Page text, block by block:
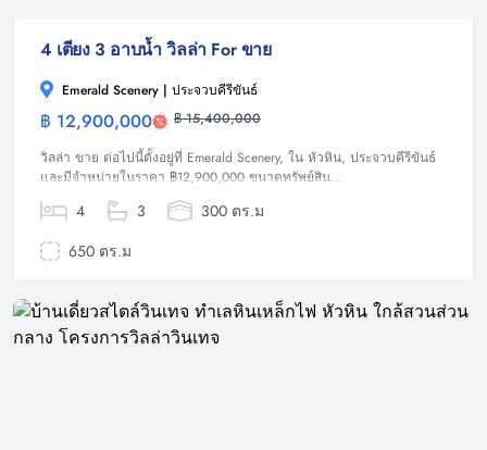
4 เตียง 3 อาบน้ำ วิลล่า For ขาย
Emerald Scenery | ประจวบคีรีขันธ์
฿ 12,900,000 ฿ 15,400,000
วิลล่า ขาย ต่อไปนี้ตั้งอยู่ที่ Emerald Scenery, ใน หัวหิน, ประจวบคีรีขันธ์
และมีจำหน่ายในราคา ฿12,900,000 ขนาดทรัพย์สิน...
4 3
300 ตร.ม
650 ตร.ม